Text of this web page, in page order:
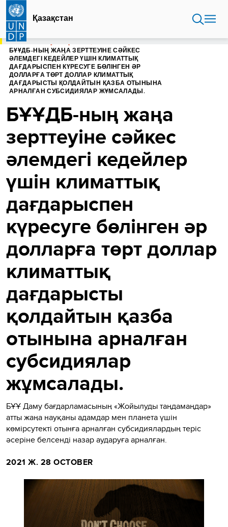
Skip
main
content
Қазақстан
БАСТЫ БЕТ
БҰҰДБ-НЫҢ ЖАҢА ЗЕРТТЕУІНЕ СӘЙКЕС
ӘЛЕМДЕГІ КЕДЕЙЛЕР ҮШІН КЛИМАТТЫҚ
ДАҒДАРЫСПЕН КҮРЕСУГЕ БӨЛІНГЕН ӘР
ДОЛЛАРҒА ТӨРТ ДОЛЛАР КЛИМАТТЫҚ
ДАҒДАРЫСТЫ ҚОЛДАЙТЫН ҚАЗБА ОТЫНЫНА
АРНАЛҒАН СУБСИДИЯЛАР ЖҰМСАЛАДЫ.
БҰҰДБ-ның жаңа
зерттеуіне сәйкес
әлемдегі кедейлер
үшін климаттық
дағдарыспен
күресуге бөлінген әр
долларға төрт доллар
климаттық
дағдарысты
қолдайтын қазба
отынына арналған
субсидиялар
жұмсалады.
БҰҰ Даму бағдарламасының «Жойылуды таңдамаңдар»
атты жаңа науқаны адамдар мен планета үшін
көмірсутекті отынға арналған субсидиялардың теріс
әсеріне белсенді назар аударуға арналған.
2021 Ж. 28 OCTOBER